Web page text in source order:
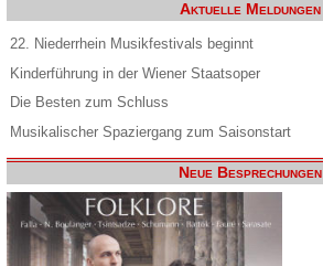
Aktuelle Meldungen
22. Niederrhein Musikfestivals beginnt
Kinderführung in der Wiener Staatsoper
Die Besten zum Schluss
Musikalischer Spaziergang zum Saisonstart
Neue Besprechungen